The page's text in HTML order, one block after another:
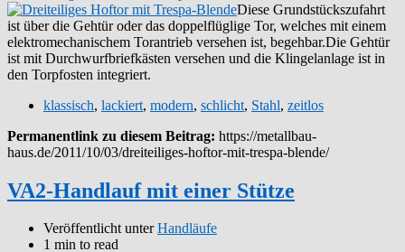
Diese Grundstückszufahrt
ist über die Gehtür oder das doppelflüglige Tor, welches mit einem
elektromechanischem Torantrieb versehen ist, begehbar.Die Gehtür
ist mit Durchwurfbriefkästen versehen und die Klingelanlage ist in
den Torpfosten integriert.
klassisch, lackiert, modern, schlicht, Stahl, zeitlos
Permanentlink zu diesem Beitrag: https://metallbau-
haus.de/2011/10/03/dreiteiliges-hoftor-mit-trespa-blende/
VA2-Handlauf mit einer Stütze
Veröffentlicht unterHandläufe
1 min to read